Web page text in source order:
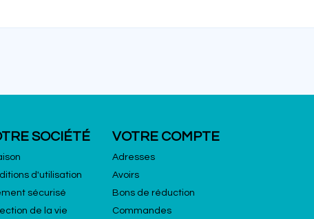
SOCIÉTÉ
d'utilisation
sécurisé
de la vie
VOTRE COMPTE
Adresses
Avoirs
Bons de réduction
Commandes